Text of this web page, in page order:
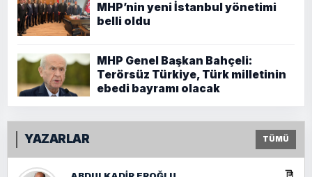
MHP’nin yeni İstanbul yönetimi
belli oldu
MHP Genel Başkan Bahçeli:
Terörsüz Türkiye, Türk milletinin
ebedi bayramı olacak
YAZARLAR TÜMÜ